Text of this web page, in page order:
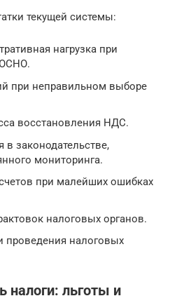
текущей системы:
нагрузка при
при неправильном выборе
восстановления НДС.
законодательстве,
мониторинга.
при малейших ошибках
налоговых органов.
проведения налоговых
налоги: льготы и